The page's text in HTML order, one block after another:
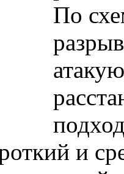
По
и